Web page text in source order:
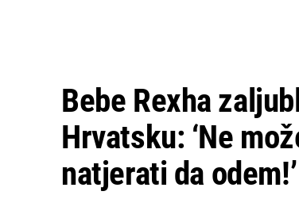
Bebe Rexha
Hrvatsku: ‘Ne
natjerati da odem!’